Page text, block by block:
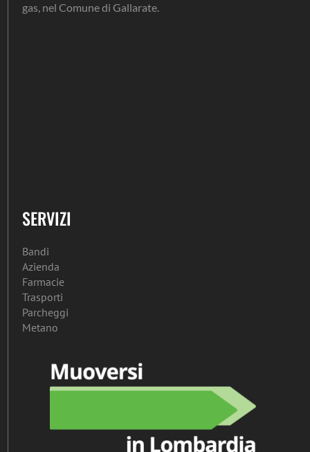
gas, nel Comune di Gallarate.
SERVIZI
Bandi
Azienda
Farmacie
Trasporti
Parcheggi
Metano